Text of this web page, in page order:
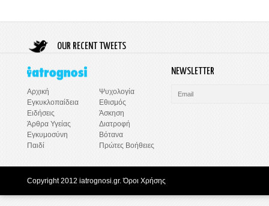
OUR RECENT TWEETS
Αρχική
Εγκυκλοπαίδεια
Ειδήσεις
Άρθρα Υγείας
Εγκυμοσύνη
Παιδί
Ψυχολογία
Εθισμός
Άσκηση
Διατροφή
Βότανα
Πρώτες Βοήθειες
NEWSLETTER
Copyright 2012 iatrognosi.gr.Όροι Χρήσης